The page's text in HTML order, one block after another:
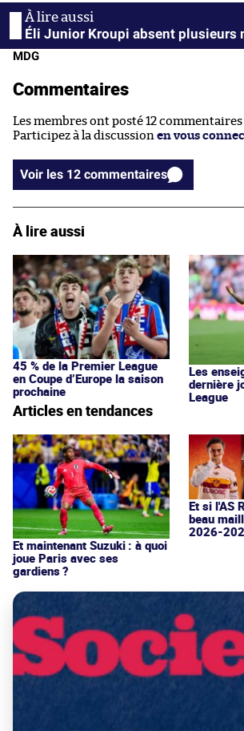
Éli Junior Kroupi absent plusieurs
MDG
Commentaires
Les membres ont posté 12
Participez à la discussion en vous
Voir les 12 commentaires
À lire aussi
45 % de la Premier League
en Coupe d’Europe la saison
prochaine
Les
dernière
League
Articles en tendances
Et maintenant Suzuki : à quoi
joue Paris avec ses
gardiens ?
Et si l'AS
beau
2026-